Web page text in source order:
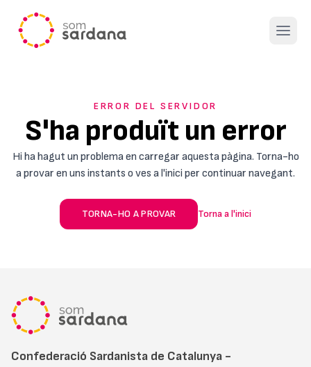
Open
ERROR DEL SERVIDOR
S'ha produït un error
Hi ha hagut un problema en carregar aquesta pàgina. Torna-ho
a provar en uns instants o ves a l'inici per continuar navegant.
TORNA-HO A PROVAR Torna a l'inici
Confederació Sardanista de Catalunya -